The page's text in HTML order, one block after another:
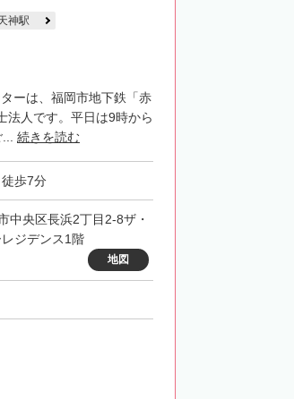
神駅
ーは、福岡市地下鉄「赤
法人です。平日は9時から
続きを読む
歩7分
中央区長浜2丁目2-8ザ・
ジデンス1階
地図